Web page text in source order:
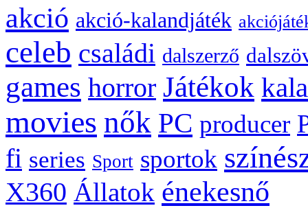
akció akció-kalandjáték
celeb családi dalszerző
games horror Játékok
movies nők PC producer
fi series Sport sportok
X360 Állatok énekesnő